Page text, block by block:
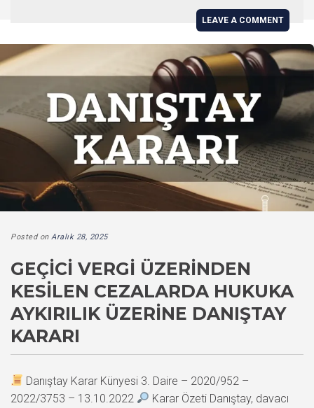
LEAVE A COMMENT
Posted on Aralık 28, 2025
GEÇICI VERGI ÜZERINDEN
KESILEN CEZALARDA HUKUKA
AYKIRILIK ÜZERINE DANIŞTAY
KARARI
Danıştay Karar Künyesi 3. Daire – 2020/952 –
2022/3753 – 13.10.2022
Karar Özeti Danıştay, davacı